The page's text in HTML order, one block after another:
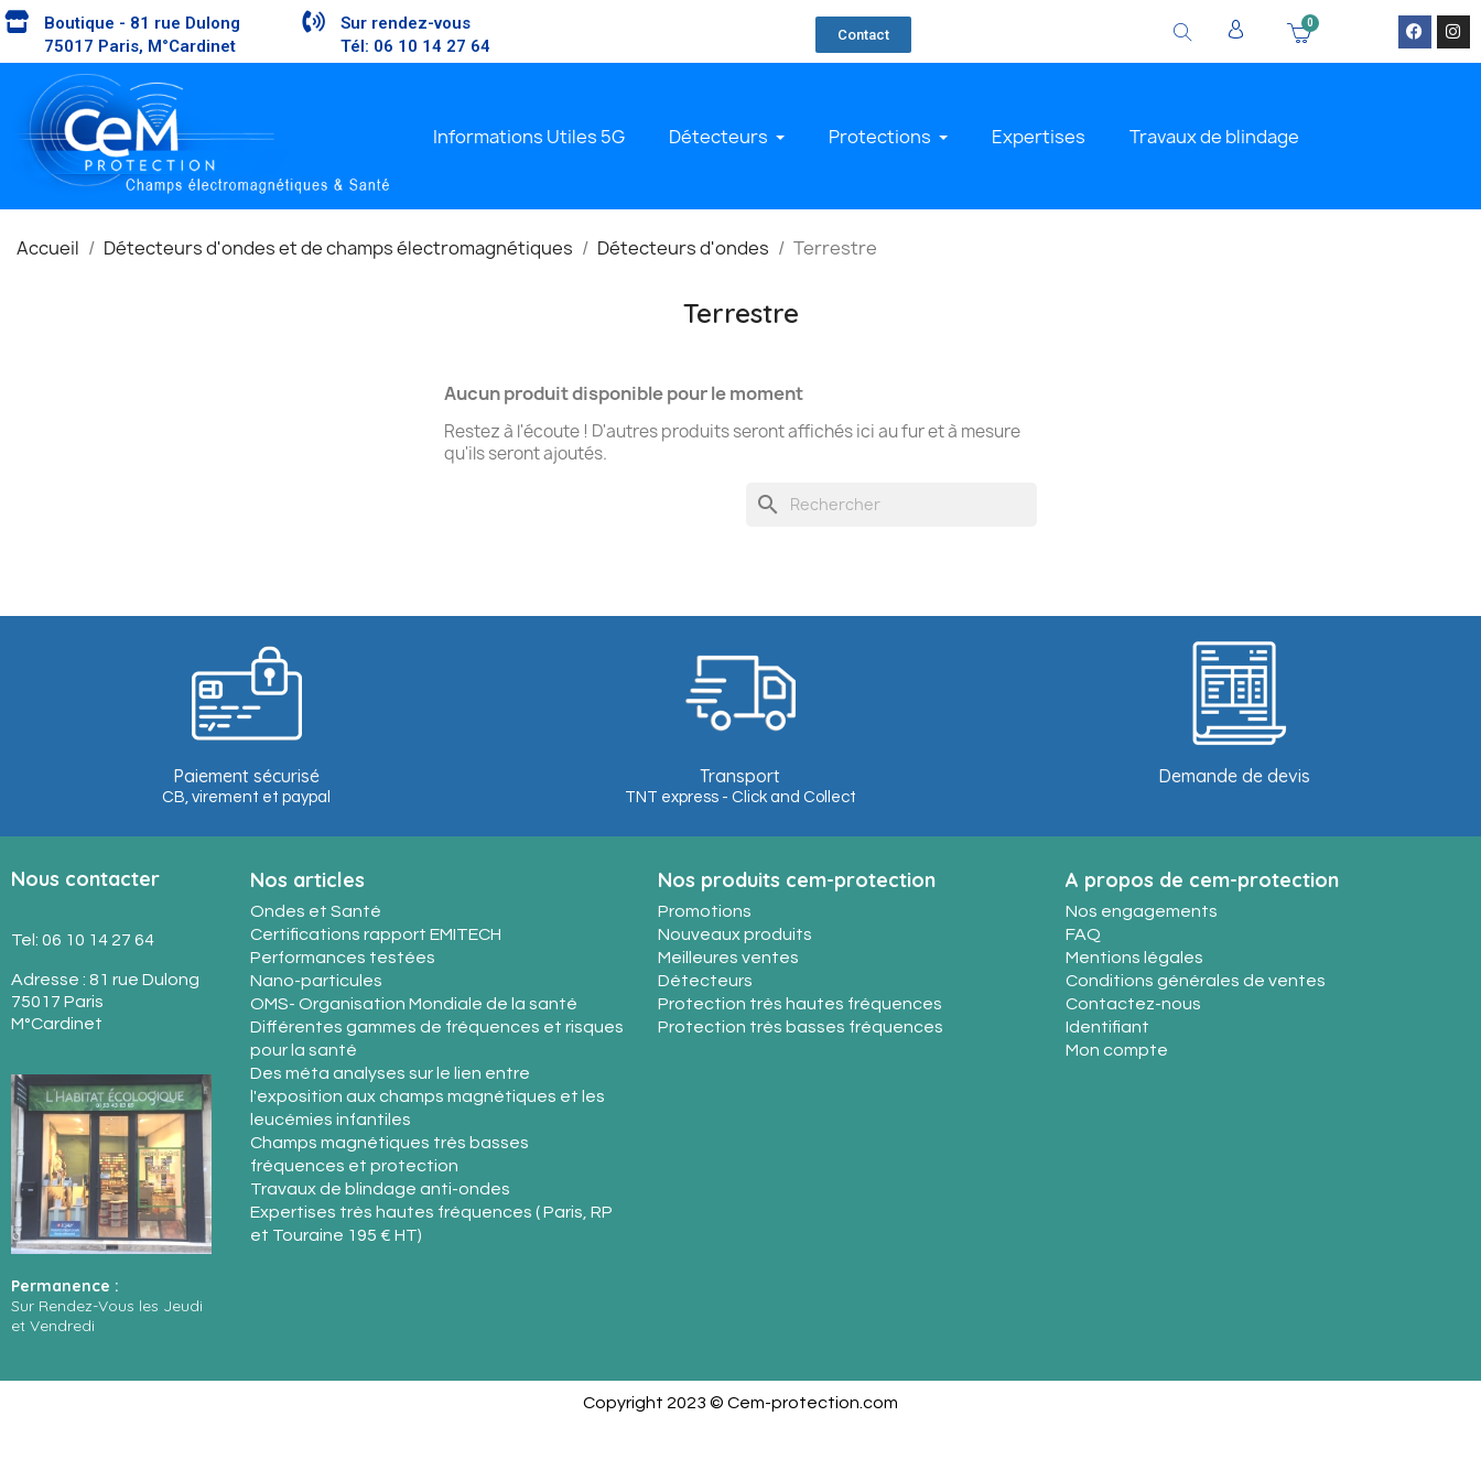
Boutique - 81 rue Dulong
75017 Paris, M°Cardinet
Sur rendez-vous
Tél: 06 10 14 27 64
Contact
Informations Utiles 5G Détecteurs Protections Expertises Travaux de blindage
Accueil Détecteurs d'ondes et de champs électromagnétiques Détecteurs d'ondes Terrestre
Terrestre
Aucun produit disponible pour le moment
Restez à l'écoute ! D'autres produits seront affichés ici au fur et à mesure
qu'ils seront ajoutés.
search
Paiement sécurisé
CB, virement et paypal
Transport
TNT express - Click and Collect
Demande de devis
Nous contacter
Tel: 06 10 14 27 64
Adresse : 81 rue Dulong
75017 Paris
M°Cardinet
Permanence :
Sur Rendez-Vous les Jeudi
et Vendredi
Nos articles
Ondes et Santé
Certifications rapport EMITECH
Performances testées
Nano-particules
OMS- Organisation Mondiale de la santé
Différentes gammes de fréquences et risques
pour la santé
Des méta analyses sur le lien entre
l'exposition aux champs magnétiques et les
leucémies infantiles
Champs magnétiques très basses
fréquences et protection
Travaux de blindage anti-ondes
Expertises très hautes fréquences ( Paris, RP
et Touraine 195 € HT)
Nos produits cem-protection
Promotions
Nouveaux produits
Meilleures ventes
Détecteurs
Protection très hautes fréquences
Protection très basses fréquences
A propos de cem-protection
Nos engagements
FAQ
Mentions légales
Conditions générales de ventes
Contactez-nous
Identifiant
Mon compte
Copyright 2023 © Cem-protection.com